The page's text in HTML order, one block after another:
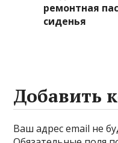
ремонтная
сиденья
Добавить
Ваш адрес email не